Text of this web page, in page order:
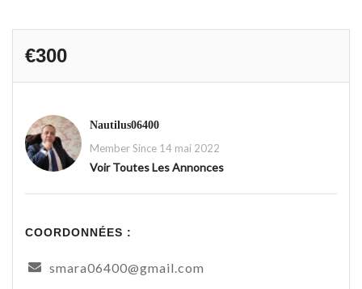
€300
Nautilus06400
Member Since 14 mai 2022
Voir Toutes Les Annonces
COORDONNÉES :
smara06400@gmail.com